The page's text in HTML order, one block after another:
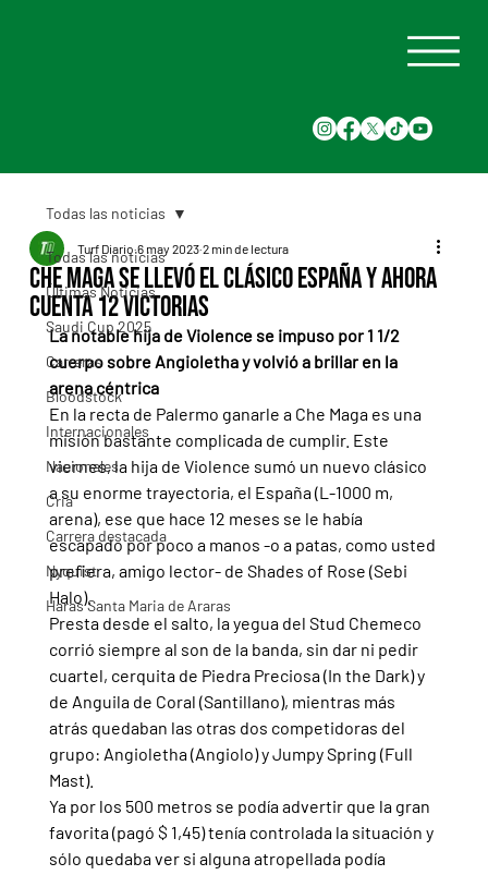
Todas las noticias
Últimas Noticias
Saudi Cup 2025
Carreras
Bloodstock
Internacionales
Nacionales
Cria
Carrera destacada
Nyquist
Haras Santa Maria de Araras
Todas las noticias
Che Maga se llevó el Clásico España y ahora
cuenta 12 victorias
Turf Diario 6 may 2023 2 min de lectura
La notable hija de Violence se impuso por 1 1/2
cuerpo sobre Angioletha y volvió a brillar en la
arena céntrica
En la recta de Palermo ganarle a Che Maga es una
misión bastante complicada de cumplir. Este
viernes, la hija de Violence sumó un nuevo clásico
a su enorme trayectoria, el España (L-1000 m,
arena), ese que hace 12 meses se le había
escapado por poco a manos -o a patas, como usted
prefiera, amigo lector- de Shades of Rose (Sebi
Halo).
Presta desde el salto, la yegua del Stud Chemeco
corrió siempre al son de la banda, sin dar ni pedir
cuartel, cerquita de Piedra Preciosa (In the Dark) y
de Anguila de Coral (Santillano), mientras más
atrás quedaban las otras dos competidoras del
grupo: Angioletha (Angiolo) y Jumpy Spring (Full
Mast).
Ya por los 500 metros se podía advertir que la gran
favorita (pagó $ 1,45) tenía controlada la situación y
sólo quedaba ver si alguna atropellada podía